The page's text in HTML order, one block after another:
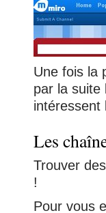
Une fois la
par la suite
intéressent
Les
Trouver
!
Pour vous